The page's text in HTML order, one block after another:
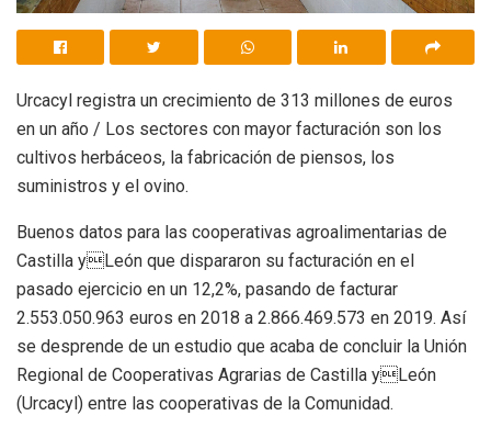
Urcacyl registra un crecimiento de 313 millones de euros
en un año / Los sectores con mayor facturación son los
cultivos herbáceos, la fabricación de piensos, los
suministros y el ovino.
Buenos datos para las cooperativas agroalimentarias de
Castilla yLeón que dispararon su facturación en el
pasado ejercicio en un 12,2%, pasando de facturar
2.553.050.963 euros en 2018 a 2.866.469.573 en 2019. Así
se desprende de un estudio que acaba de concluir la Unión
Regional de Cooperativas Agrarias de Castilla yLeón
(Urcacyl) entre las cooperativas de la Comunidad.